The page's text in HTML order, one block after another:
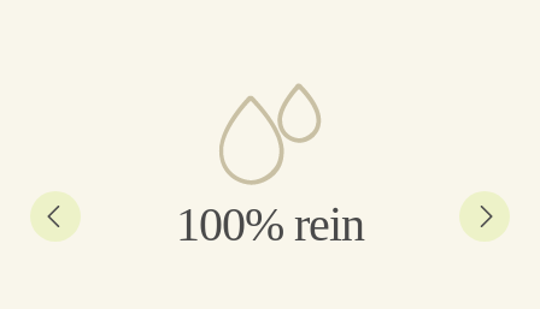
100% rein